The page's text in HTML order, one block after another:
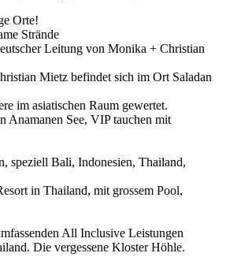
Orte!
Strände
Leitung von Monika + Christian
Mietz befindet sich im Ort Saladan
im asiatischen Raum gewertet.
Anamanen See, VIP tauchen mit
speziell Bali, Indonesien, Thailand,
in Thailand, mit grossem Pool,
All Inclusive Leistungen
Die vergessene Kloster Höhle.